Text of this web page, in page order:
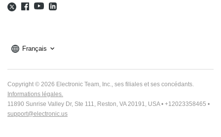
Français
Copyright © 2026 Electronic Team, Inc., ses filiales et ses concédants.
Informations légales.
11890 Sunrise Valley Dr, Ste 111, Reston, VA 20191, USA • +12023358465 •
support@electronic.us